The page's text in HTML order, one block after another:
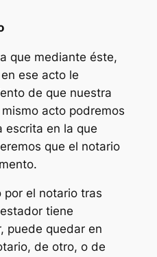
que mediante éste,
ese acto le
de que nuestra
acto podremos
escrita en la que
que el notario
el notario tras
tiene
puede quedar en
de otro, o de